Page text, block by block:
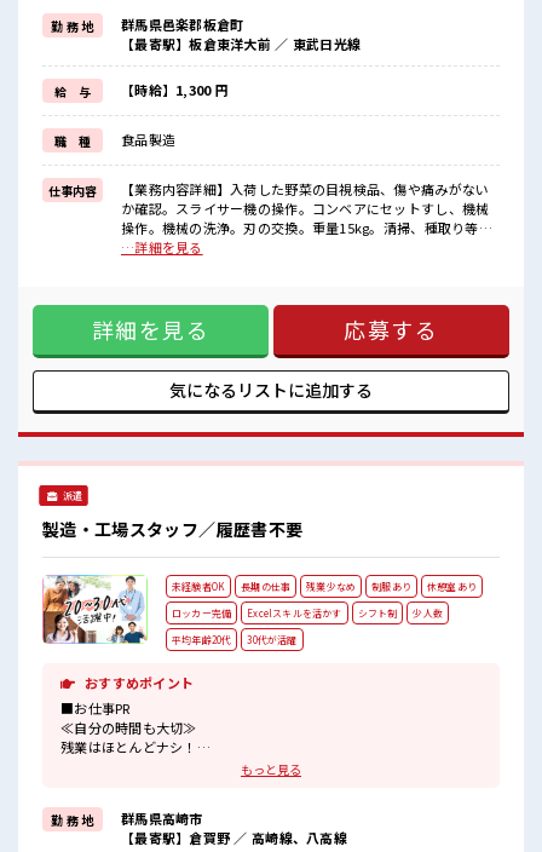
心も身体もリフレッシュ♪
≪扶養内で働く≫
扶養内OKなので、
主婦&主夫さんも気軽にご応募くださいね♪
≪女性も活躍できる職場≫
もちろん男性の応募も歓迎です！
≪残業で稼げる≫
高収入を希望される方にオススメ。
残業は月20時間以上あります♪
≪モチベーションもUP≫
派手過ぎなければ髪型や髪色自由♪
(規定有)制服があると毎日の服選びに悩まずOK♪
応募お待ちしております！
明るすぎたり奇抜過ぎなければヘアカラーOK！
休憩時間にゆっくりできるスペース完備！
勤 務 地
群馬県邑楽郡板倉町
【最寄駅】板倉東洋大前 ／ 東武日光線
給 与 【時給】1,300 円
職 種 食品製造
仕事内容
【業務内容詳細】入荷した野菜の目視検品、傷や痛みがない
か確認。スライサー機の操作。コンベアにセットすし、機械
操作。機械の洗浄。刃の交換。重量15kg。清掃、種取り等、
他の部署のサポートをする可能性あり。【取扱製品情報】野
≪扶養内で働く≫ 扶養内OKなので、 主婦&主夫さんも気軽に
ご応募くださいね♪ ≪女性も活躍できる職場≫ もちろん男性
の応募も歓迎です！ ≪残業で稼げる≫ 高収入を希望される方
にオススメ。 残業は月20時間以上あります♪ ≪モチベーショ
ンもUP≫ 派手過ぎなければ髪型や髪色自由♪ (規定有)制服が
あると毎日の服選びに悩まずOK♪ ■職場の雰囲気 女性が多
明るすぎたり奇抜過ぎなければヘアカラーOK！ 休憩時間にゆ
っくりできるスペース完備！
…詳細を見る
詳細を見る 応募する
気になるリストに追加する
派遣
製造・工場スタッフ／履歴書不要
未経験者OK 長期の仕事 残業少なめ 制服あり
休憩室あり
ロッカー完備
Excelスキルを活かす シフト制
少人数
平均年齢20代
30代が活躍
おすすめポイント
■お仕事PR
≪自分の時間も大切≫
残業はほとんどナシ！
場合によってはお願いすることもあります♪
制服があるので、
毎日の服装の悩み解消♪
≪初めての仕事だけど自分にもできそう≫
もっと見る
勤 務 地
群馬県高崎市
【最寄駅】倉賀野 ／ 高崎線、八高線